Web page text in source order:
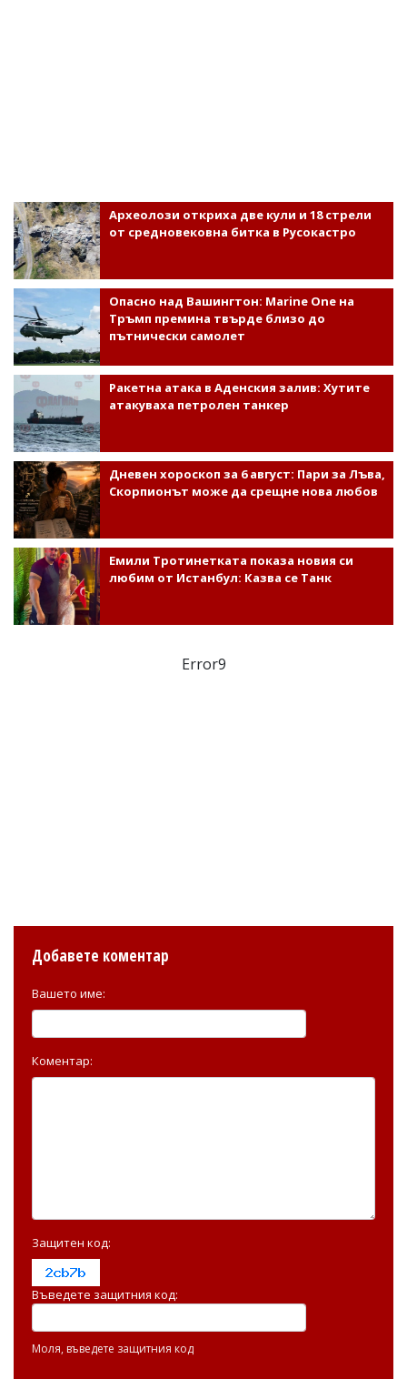
Археолози откриха две кули и 18 стрели
от средновековна битка в Русокастро
Опасно над Вашингтон: Marine One на
Тръмп премина твърде близо до
пътнически самолет
Ракетна атака в Аденския залив: Хутите
атакуваха петролен танкер
Дневен хороскоп за 6 август: Пари за Лъва,
Скорпионът може да срещне нова любов
Емили Тротинетката показа новия си
любим от Истанбул: Казва се Танк
Error9
Добавете коментар
Вашето име:
Коментар:
Защитен код:
Въведете защитния код:
Моля, въведете защитния код